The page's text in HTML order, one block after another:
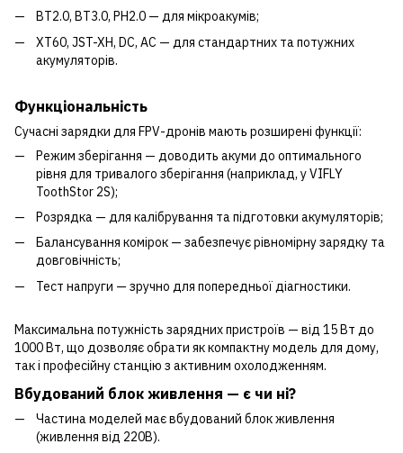
BT2.0, BT3.0, PH2.0 — для мікроакумів;
XT60, JST-XH, DC, AC — для стандартних та потужних
акумуляторів.
Функціональність
Сучасні зарядки для FPV-дронів мають розширені функції:
Режим зберігання — доводить акуми до оптимального
рівня для тривалого зберігання (наприклад, у VIFLY
ToothStor 2S);
Розрядка — для калібрування та підготовки акумуляторів;
Балансування комірок — забезпечує рівномірну зарядку та
довговічність;
Тест напруги — зручно для попередньої діагностики.
Максимальна потужність зарядних пристроїв — від 15 Вт до
1000 Вт, що дозволяє обрати як компактну модель для дому,
так і професійну станцію з активним охолодженням.
Вбудований блок живлення — є чи ні?
Частина моделей має вбудований блок живлення
(живлення від 220В).